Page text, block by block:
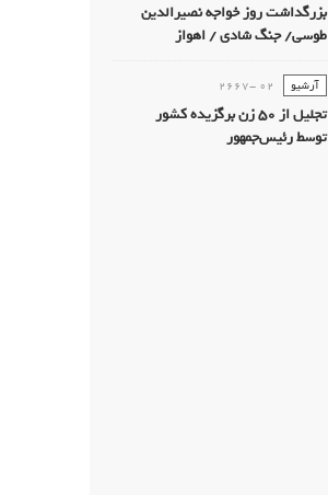
بزرگداشت روز خواجه نصیرالدین
طوسی/ جنگ شادی / اهواز
آرشیو 02 -2667
تجليل از 50 زن برگزيده كشور
توسط رئیس‌جمهور